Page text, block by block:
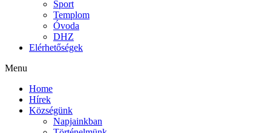
Sport
Templom
Óvoda
DHZ
Elérhetőségek
Menu
Home
Hírek
Községünk
Napjainkban